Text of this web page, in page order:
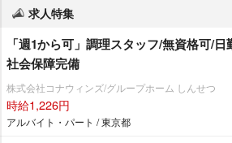
求人特集
「週1から可」調理スタッフ/無資格可/
社会保障完備
株式会社コナウィンズ/グループホーム しんせつ
時給1,226円
アルバイト・パート / 東京都